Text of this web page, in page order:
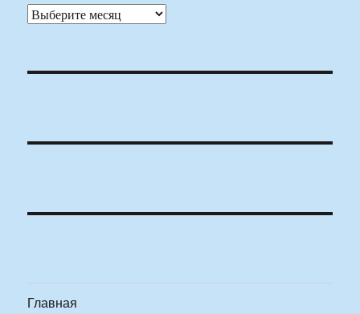
Архивы
Главная